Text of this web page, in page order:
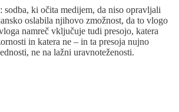
ki očita medijem, da niso opravljali
oslabila njihovo zmožnost, da to vlogo
namreč vključuje tudi presojo, katera
in katera ne – in ta presoja nujno
ne na lažni uravnoteženosti.